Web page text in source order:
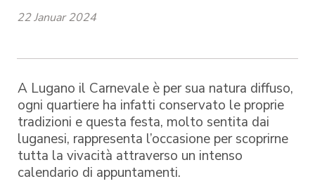
22 Januar 2024
A Lugano il Carnevale è per sua natura diffuso,
ogni quartiere ha infatti conservato le proprie
tradizioni e questa festa, molto sentita dai
luganesi, rappresenta l’occasione per scoprirne
tutta la vivacità attraverso un intenso
calendario di appuntamenti.